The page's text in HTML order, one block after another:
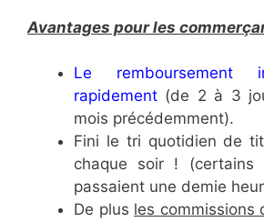
Avantages pour les
Le remboursement
rapidement (de 2 à 3
mois précédemment).
Fini le tri quotidien de
chaque soir ! (certains
passaient une demie
De plus les commissions